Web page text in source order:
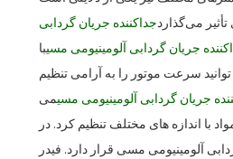
می‌گذاردجداکننده جریان گردابی
جریان گردابی آلومینیومی مسیبا
سرعت موتور را به آرامی تنظیم
جریان گردابی آلومینیومی مسیمی
با اندازه های مختلف تنظیم کرد. در
آلومینیومی مسی قرار دارد. فیدر